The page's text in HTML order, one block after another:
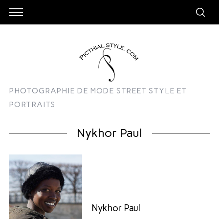
PHOTOGRAPHIE DE MODE STREET STYLE ET
PORTRAITS
Nykhor Paul
Nykhor Paul